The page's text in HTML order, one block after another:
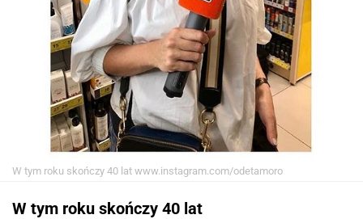
W tym roku skończy 40 lat www.instagram.com/odetamoro
W tym roku skończy 40 lat